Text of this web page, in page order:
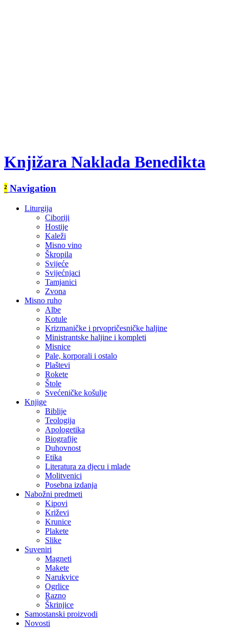
Knjižara Naklada Benedikta
² Navigation
Liturgija
Ciboriji
Hostije
Kaleži
Misno vino
Škropila
Svijeće
Svijećnjaci
Tamjanici
Zvona
Misno ruho
Albe
Kotule
Krizmaničke i prvopričesničke haljine
Ministrantske haljine i kompleti
Misnice
Pale, korporali i ostalo
Plaštevi
Rokete
Štole
Svećeničke košulje
Knjige
Biblije
Teologija
Apologetika
Biografije
Duhovnost
Etika
Literatura za djecu i mlade
Molitvenici
Posebna izdanja
Nabožni predmeti
Kipovi
Križevi
Krunice
Plakete
Slike
Suveniri
Magneti
Makete
Narukvice
Ogrlice
Razno
Škrinjice
Samostanski proizvodi
Novosti